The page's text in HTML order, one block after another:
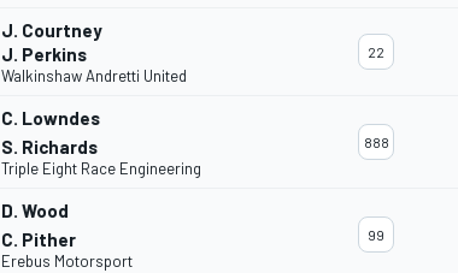
J. Courtney
J. Perkins
Walkinshaw Andretti United
22
C. Lowndes
S. Richards
Triple Eight Race Engineering
888
D. Wood
C. Pither
Erebus Motorsport
99